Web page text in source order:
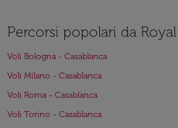
Percorsi popolari da
Voli Bologna - Casablanca
Voli Milano - Casablanca
Voli Roma - Casablanca
Voli Torino - Casablanca